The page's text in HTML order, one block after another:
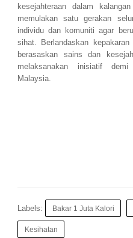
kesejahteraan dalam
memulakan satu gerakan
individu dan komuniti agar
sihat. Berlandaskan
berasaskan sains dan
melaksanakan inisiatif
Malaysia.
Labels: Bakar 1 Juta Kalori
Kesihatan